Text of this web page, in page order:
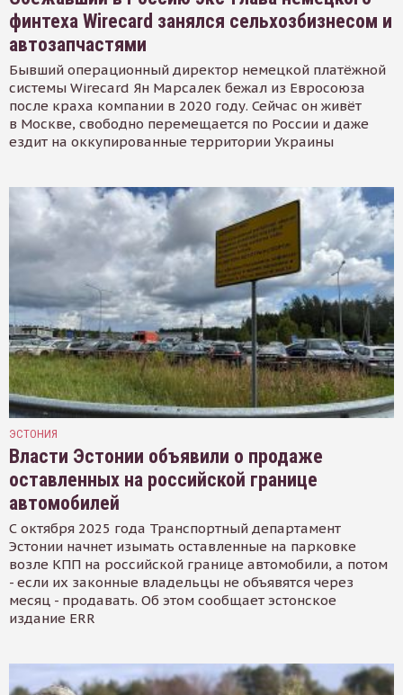
финтеха Wirecard занялся сельхозбизнесом и
автозапчастями
Бывший операционный директор немецкой платёжной
системы Wirecard Ян Марсалек бежал из Евросоюза
после краха компании в 2020 году. Сейчас он живёт
в Москве, свободно перемещается по России и даже
ездит на оккупированные территории Украины
ЭСТОНИЯ
Власти Эстонии объявили о продаже
оставленных на российской границе
автомобилей
С октября 2025 года Транспортный департамент
Эстонии начнет изымать оставленные на парковке
возле КПП на российской границе автомобили, а потом
- если их законные владельцы не объявятся через
месяц - продавать. Об этом сообщает эстонское
издание ERR